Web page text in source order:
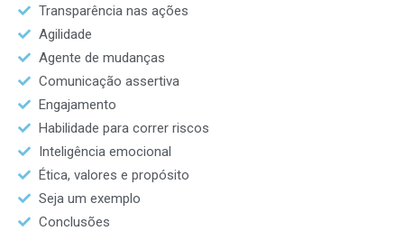
Transparência nas ações
Agilidade
Agente de mudanças
Comunicação assertiva
Engajamento
Habilidade para correr riscos
Inteligência emocional
Ética, valores e propósito
Seja um exemplo
Conclusões